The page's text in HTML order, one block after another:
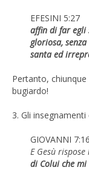
EFESINI 5:27
affin di far egli
gloriosa,
santa ed
Pertanto,
bugiardo!
3. Gli
GIOVANNI 7:16
E Gesù
di Colui che